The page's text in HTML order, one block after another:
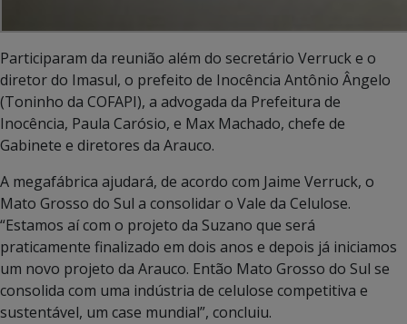
Participaram da reunião além do secretário Verruck e o
diretor do Imasul, o prefeito de Inocência Antônio Ângelo
(Toninho da COFAPI), a advogada da Prefeitura de
Inocência, Paula Carósio, e Max Machado, chefe de
Gabinete e diretores da Arauco.
A megafábrica ajudará, de acordo com Jaime Verruck, o
Mato Grosso do Sul a consolidar o Vale da Celulose.
“Estamos aí com o projeto da Suzano que será
praticamente finalizado em dois anos e depois já iniciamos
um novo projeto da Arauco. Então Mato Grosso do Sul se
consolida com uma indústria de celulose competitiva e
sustentável, um case mundial”, concluiu.